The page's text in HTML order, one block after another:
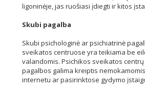
ligoninėje, jas ruošiasi įdiegti ir kitos
Skubi pagalba
Skubi psichologinė ar psichiatrinė
sveikatos centruose yra teikiama be
valandomis. Psichikos sveikatos
pagalbos galima kreiptis
internetu ar pasirinktose gydymo